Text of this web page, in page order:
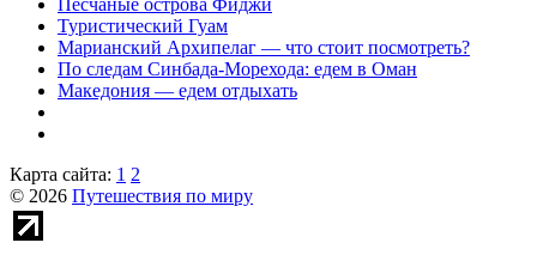
Песчаные острова Фиджи
Туристический Гуам
Марианский Архипелаг — что стоит посмотреть?
По следам Синбада-Морехода: едем в Оман
Македония — едем отдыхать
Карта сайта: 1 2
© 2026 Путешествия по миру